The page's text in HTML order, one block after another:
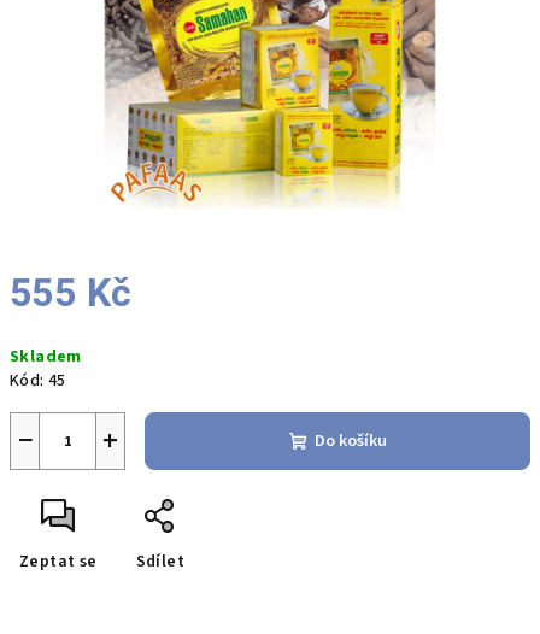
555 Kč
cena:
Skladem
Kód: 45
+
− Do košíku
Zeptat se Sdílet